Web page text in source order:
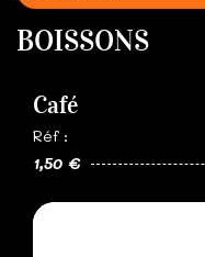
BOISSONS
Café
Réf :
1,50 €